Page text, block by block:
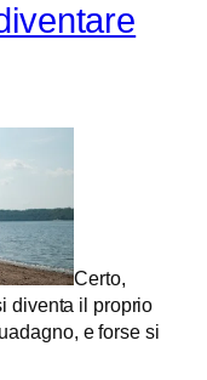
Certo,
diventa il proprio
e forse si